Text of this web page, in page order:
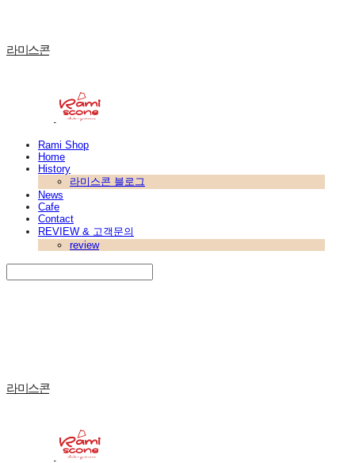
라미스콘
Rami Shop
Home
History
라미스콘 블로그
News
Cafe
Contact
REVIEW & 고객문의
review
라미스콘